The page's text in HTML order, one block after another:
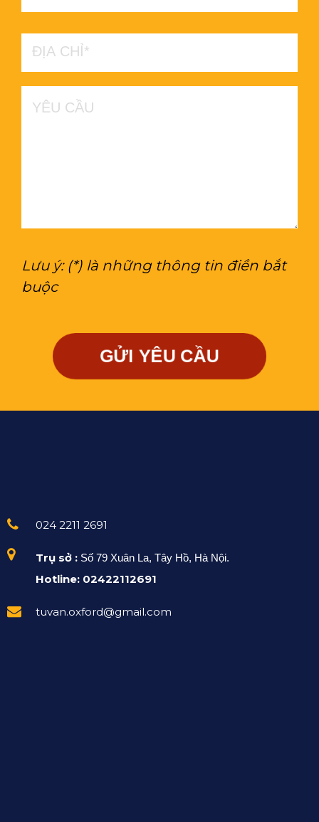
Lưu ý: (*) là những thông tin điền bắt
buộc
024 2211 2691
Trụ sở : Số 79 Xuân La, Tây Hồ, Hà Nội.
Hotline: 02422112691
tuvan.oxford@gmail.com